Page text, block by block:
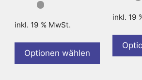
inkl. 19 % MwSt.
Optionen wählen
inkl. 19